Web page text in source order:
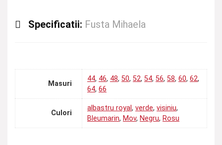
Specificatii: Fusta Mihaela
Masuri
44, 46, 48, 50, 52, 54, 56, 58, 60, 62,
64, 66
Culori
albastru royal, verde, visiniu,
Bleumarin, Mov, Negru, Rosu